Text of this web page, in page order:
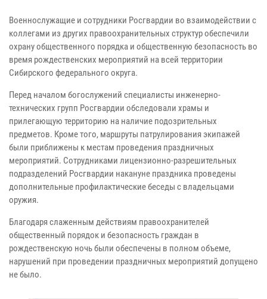
Военнослужащие и сотрудники Росгвардии во взаимодействии с
коллегами из других правоохранительных структур обеспечили
охрану общественного порядка и общественную безопасность во
время рождественских мероприятий на всей территории
Сибирского федерального округа.
Перед началом богослужений специалисты инженерно-
технических групп Росгвардии обследовали храмы и
прилегающую территорию на наличие подозрительных
предметов. Кроме того, маршруты патрулирования экипажей
были приближены к местам проведения праздничных
мероприятий. Сотрудниками лицензионно-разрешительных
подразделений Росгвардии накануне праздника проведены
дополнительные профилактические беседы с владельцами
оружия.
Благодаря слаженным действиям правоохранителей
общественный порядок и безопасность граждан в
рождественскую ночь были обеспечены в полном объеме,
нарушений при проведении праздничных мероприятий допущено
не было.